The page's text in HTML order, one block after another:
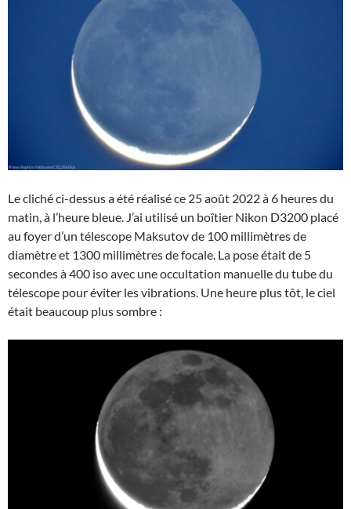
Le cliché ci-dessus a été réalisé ce 25 août 2022 à 6 heures du
matin, à l’heure bleue. J’ai utilisé un boîtier Nikon D3200 placé
au foyer d’un télescope Maksutov de 100 millimètres de
diamètre et 1300 millimètres de focale. La pose était de 5
secondes à 400 iso avec une occultation manuelle du tube du
télescope pour éviter les vibrations. Une heure plus tôt, le ciel
était beaucoup plus sombre :